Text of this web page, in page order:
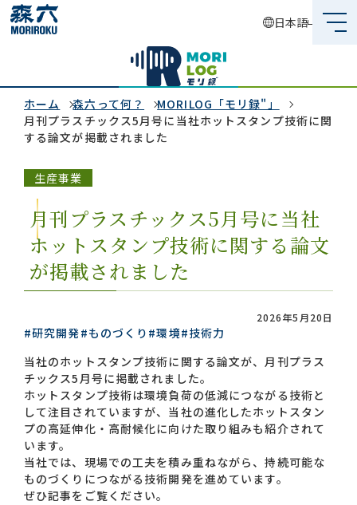
日本語
企業情報
事業内容
サステナビリティ
投資家情報
採用情報
グローバルネットワーク
お問い合わせ一覧
ホーム 森六って何？
MORILOG「モリ録"」
月刊プラスチックス5月号に当社ホットスタンプ技術に関
する論文が掲載されました
生産事業
月刊プラスチックス5月号に当社
ホットスタンプ技術に関する論文
が掲載されました
2026年5月20日
#研究開発#ものづくり #環境#技術力
当社のホットスタンプ技術に関する論文が、月刊プラス
チックス5月号に掲載されました。
ホットスタンプ技術は環境負荷の低減につながる技術と
して注目されていますが、当社の進化したホットスタン
プの高延伸化・高耐候化に向けた取り組みも紹介されて
います。
当社では、現場での工夫を積み重ねながら、持続可能な
ものづくりにつながる技術開発を進めています。
ぜひ記事をご覧ください。